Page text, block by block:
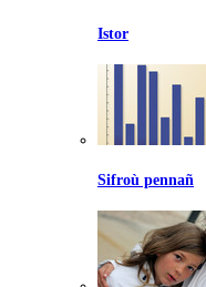
Istor
Sifroù pennañ